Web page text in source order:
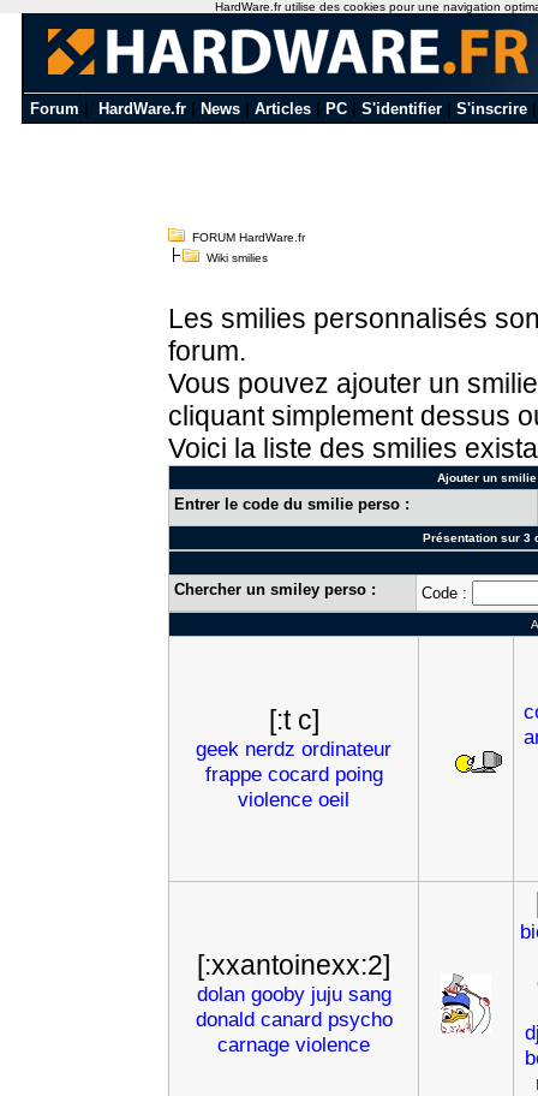
Forum HardWare.fr News Articles PC S'identifier S'inscrire
FORUM HardWare.fr
Wiki smilies
Les smilies personnalisés
forum.
Vous pouvez ajouter un
cliquant simplement dessus
Voici la liste des smilies
Ajouter un
Entrer le code du smilie perso :
Présentation sur 3
Chercher un smiley perso : Code :
A
[:t c]
geek nerdz ordinateur
frappe cocard poing
violence oeil
[:xxantoinexx:2]
dolan gooby juju sang
donald canard psycho
carnage violence
HardWare.fr utilise des cookies pour une navigation